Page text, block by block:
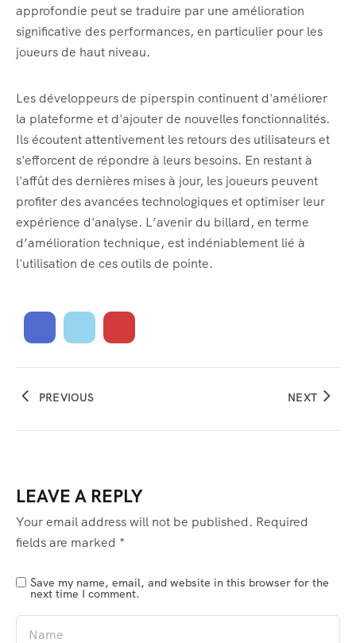
approfondie peut se traduire par une amélioration
significative des performances, en particulier pour les
joueurs de haut niveau.
Les développeurs de piperspin continuent d'améliorer
la plateforme et d'ajouter de nouvelles fonctionnalités.
Ils écoutent attentivement les retours des utilisateurs et
s'efforcent de répondre à leurs besoins. En restant à
l'affût des dernières mises à jour, les joueurs peuvent
profiter des avancées technologiques et optimiser leur
expérience d'analyse. L’avenir du billard, en terme
d’amélioration technique, est indéniablement lié à
l'utilisation de ces outils de pointe.
PREVIOUS NEXT
LEAVE A REPLY
Your email address will not be published. Required
fields are marked *
Save my name, email, and website in this browser for the
next time I comment.